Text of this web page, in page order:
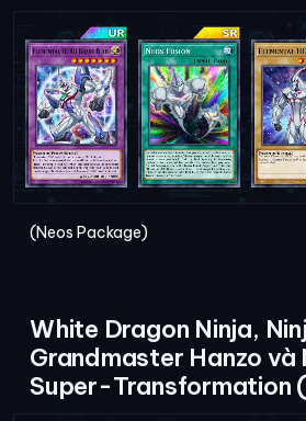
(Neos Package)
White Dragon Ninja,
Grandmaster Hanzo
Super-Transformation